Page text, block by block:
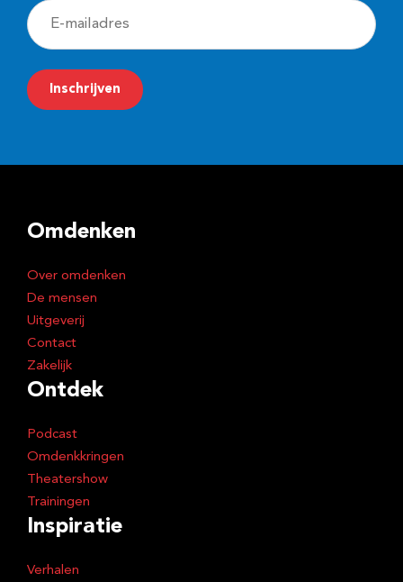
E
-
m
a
r
s
Inschrijven
Omdenken
Over omdenken
De mensen
Uitgeverij
Contact
Zakelijk
Ontdek
Podcast
Omdenkkringen
Theatershow
Trainingen
Inspiratie
Verhalen